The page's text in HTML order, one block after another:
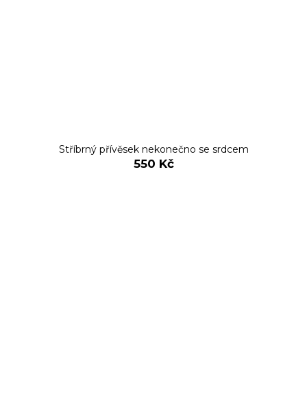
Stříbrný přívěsek nekonečno se srdcem
550 Kč